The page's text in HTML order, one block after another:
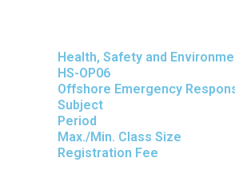
Health, Safety and
HS-OP06
Offshore Emergency
Subject
Period
Max./Min. Class Size
Registration Fee